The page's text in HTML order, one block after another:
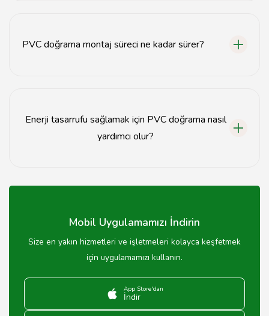
PVC doğrama montaj süreci ne kadar sürer?
Enerji tasarrufu sağlamak için PVC doğrama nasıl
yardımcı olur?
azaltarak enerji tasarrufu sağlar.
Mobil Uygulamamızı İndirin
Size en yakın hizmetleri ve işletmeleri kolayca keşfetmek
için uygulamamızı kullanın.
App Store'dan
İndir